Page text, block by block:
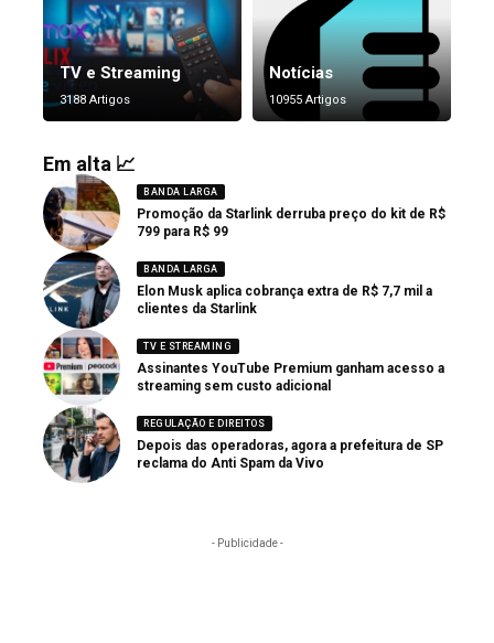
TV e Streaming
3188 Artigos
Notícias
10955 Artigos
Em alta 📈
BANDA LARGA
Promoção da Starlink derruba preço do kit de R$
799 para R$ 99
BANDA LARGA
Elon Musk aplica cobrança extra de R$ 7,7 mil a
clientes da Starlink
TV E STREAMING
Assinantes YouTube Premium ganham acesso a
streaming sem custo adicional
REGULAÇÃO E DIREITOS
Depois das operadoras, agora a prefeitura de SP
reclama do Anti Spam da Vivo
- Publicidade -